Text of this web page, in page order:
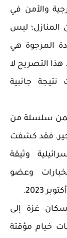
والأمن في
المنازل؛ ليس
المرجوة هي
التصريح لا
نتيجة جانبية
ضمن سلسلة من
فقد كشفت
وثيقة
وعضو
2023.
غزة إلى
خيام مؤقتة